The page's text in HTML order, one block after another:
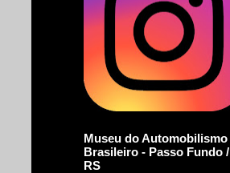
Museu do Automobilismo
Brasileiro - Passo Fundo /
RS